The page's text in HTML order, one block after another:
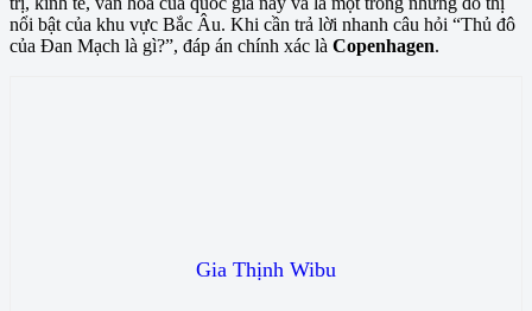
nổi bật của khu vực Bắc Âu. Khi cần trả lời nhanh câu hỏi “Thủ đô
của Đan Mạch là gì?”, đáp án chính xác là Copenhagen.
Gia Thịnh Wibu